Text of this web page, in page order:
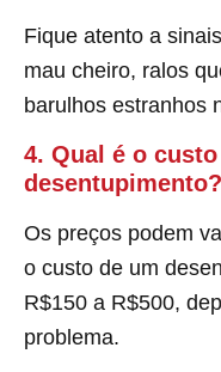
Fique atento a
mau cheiro, ralos
barulhos estranhos
4. Qual é o
desentupimento?
Os preços podem
o custo de um
R$150 a R$500,
problema.